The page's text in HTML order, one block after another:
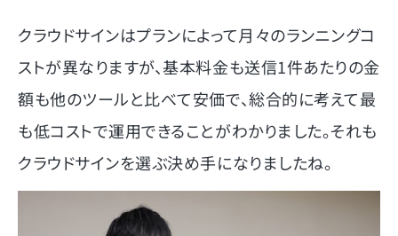
クラウドサインはプランによって月々のランニングコ
ストが異なりますが、基本料金も送信1件あたりの金
額も他のツールと比べて安価で、総合的に考えて最
も低コストで運用できることがわかりました。それも
クラウドサインを選ぶ決め手になりましたね。